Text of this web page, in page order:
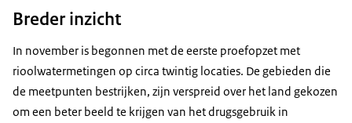
Breder inzicht
In november is begonnen met de eerste proefopzet met
rioolwatermetingen op circa twintig locaties. De gebieden die
de meetpunten bestrijken, zijn verspreid over het land gekozen
om een beter beeld te krijgen van het drugsgebruik in